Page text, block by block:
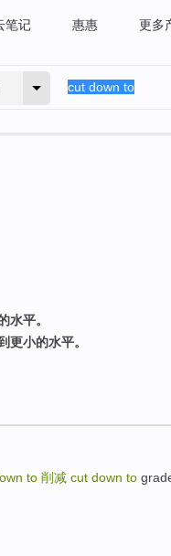
笔记 惠惠 更多
水平。
更小的水平。
to 削减 cut down to